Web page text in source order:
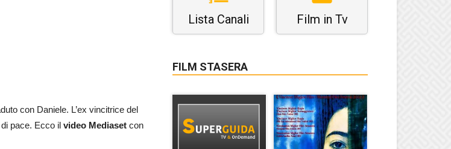
con Daniele. L’ex vincitrice del
pace. Ecco il video Mediaset con
Lista Canali Film in Tv
FILM STASERA